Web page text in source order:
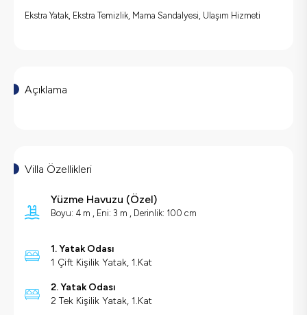
Ekstra Yatak, Ekstra Temizlik, Mama Sandalyesi, Ulaşım Hizmeti
Açıklama
Villa Özellikleri
Yüzme Havuzu (Özel)
Boyu: 4 m , Eni: 3 m , Derinlik: 100 cm
1. Yatak Odası
1 Çift Kişilik Yatak, 1.Kat
2. Yatak Odası
2 Tek Kişilik Yatak, 1.Kat